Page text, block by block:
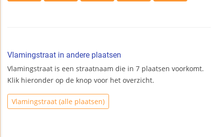
Vlamingstraat in andere plaatsen
Vlamingstraat is een straatnaam die in 7 plaatsen voorkomt.
Klik hieronder op de knop voor het overzicht.
Vlamingstraat (alle plaatsen)